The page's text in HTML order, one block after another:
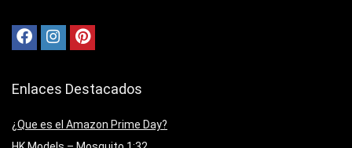
Enlaces Destacados
¿Que es el Amazon Prime Day?